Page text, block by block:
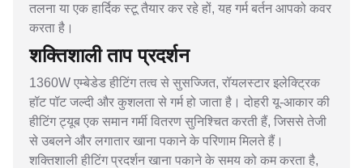
तलना या एक हार्दिक स्टू तैयार कर रहे हों, यह गर्म बर्तन आपको कवर
करता है।
शक्तिशाली ताप प्रदर्शन
1360W एम्बेडेड हीटिंग तत्व से सुसज्जित, रॉयलस्टार इलेक्ट्रिक
हॉट पॉट जल्दी और कुशलता से गर्म हो जाता है। दोहरी यू-आकार की
हीटिंग ट्यूब एक समान गर्मी वितरण सुनिश्चित करती हैं, जिससे तेजी
से उबलने और लगातार खाना पकाने के परिणाम मिलते हैं।
शक्तिशाली हीटिंग प्रदर्शन खाना पकाने के समय को कम करता है,